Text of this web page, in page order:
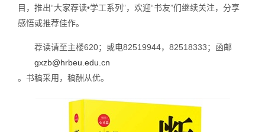
目，推出“大家荐读•学工系列”，欢迎“书友”们继续关注，分享
感悟或推荐佳作。
荐读请至主楼620；或电82519944，82518333；函邮
gxzb@hrbeu.edu.cn
。书稿采用，稿酬从优。